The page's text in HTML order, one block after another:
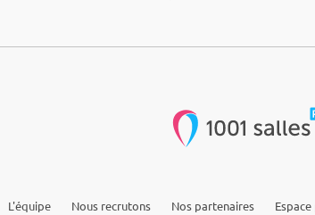
L'équipe Nous recrutons Nos partenaires